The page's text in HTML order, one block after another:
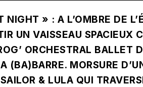
NIGHT » : A L’OMBRE DE
UN VAISSEAU SPACIEUX
ORCHESTRAL BALLET
(BA)BARRE. MORSURE
& LULA QUI